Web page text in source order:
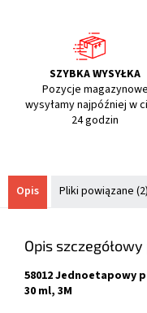
SZYBKA WYSYŁKA
Pozycje magazynowe
wysyłamy najpóźniej w
24 godzin
Opis Pliki powiązane (2)
Opis
58012 Jednoetapowy
30 ml, 3M